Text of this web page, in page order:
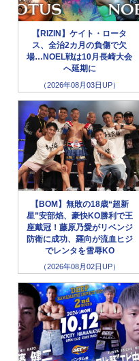
【RIZIN】ケイト・ロータ
ス、全治2カ月の負傷で欠
場…NOEL戦は10月長崎大会
へ延期に
（2026年08月03日UP）
【BOM】無敗の18歳“超新
星”安部焰、豪快KO勝利で王
座戴冠！藤原乃愛がリベンジ
防衛に成功、羅向が流血ヒジ
でレンタを雪辱KO
（2026年08月02日UP）